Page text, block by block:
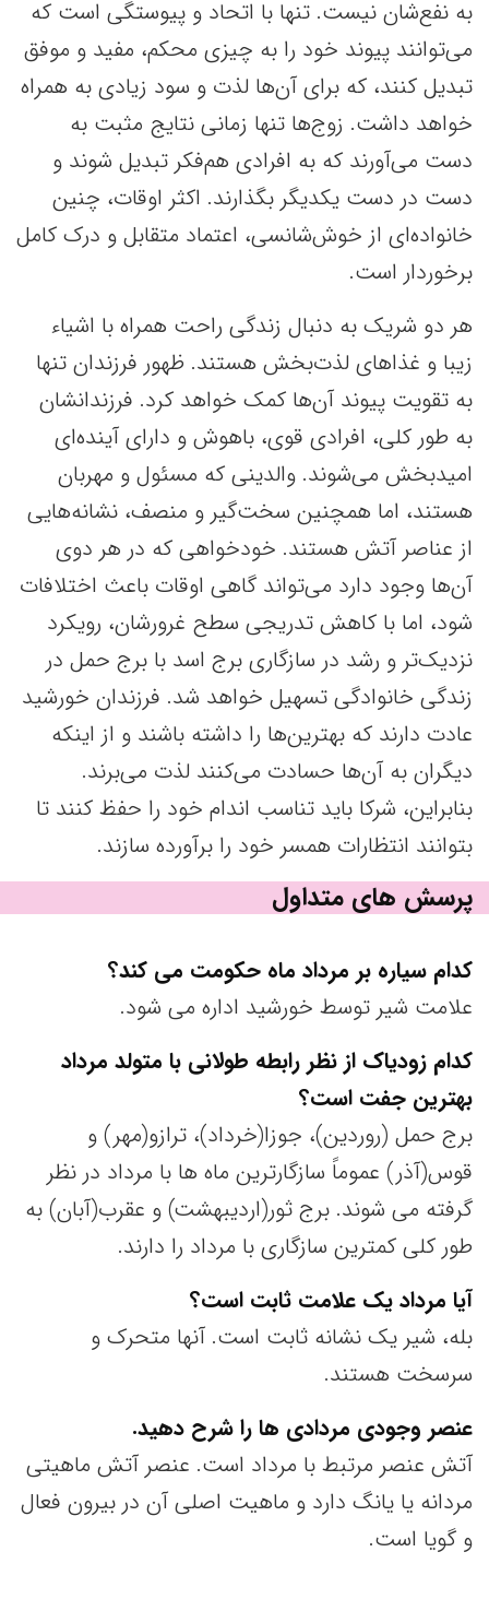
به نفع‌شان نیست. تنها با اتحاد و پیوستگی است که
می‌توانند پیوند خود را به چیزی محکم، مفید و موفق
تبدیل کنند، که برای آن‌ها لذت و سود زیادی به همراه
خواهد داشت. زوج‌ها تنها زمانی نتایج مثبت به
دست می‌آورند که به افرادی هم‌فکر تبدیل شوند و
دست در دست یکدیگر بگذارند. اکثر اوقات، چنین
خانواده‌ای از خوش‌شانسی، اعتماد متقابل و درک کامل
برخوردار است.
هر دو شریک به دنبال زندگی راحت همراه با اشیاء
زیبا و غذاهای لذت‌بخش هستند. ظهور فرزندان تنها
به تقویت پیوند آن‌ها کمک خواهد کرد. فرزندانشان
به طور کلی، افرادی قوی، باهوش و دارای آینده‌ای
امیدبخش می‌شوند. والدینی که مسئول و مهربان
هستند، اما همچنین سخت‌گیر و منصف، نشانه‌هایی
از عناصر آتش هستند. خودخواهی که در هر دوی
آن‌ها وجود دارد می‌تواند گاهی اوقات باعث اختلافات
شود، اما با کاهش تدریجی سطح غرورشان، رویکرد
نزدیک‌تر و رشد در سازگاری برج اسد با برج حمل در
زندگی خانوادگی تسهیل خواهد شد. فرزندان خورشید
عادت دارند که بهترین‌ها را داشته باشند و از اینکه
دیگران به آن‌ها حسادت می‌کنند لذت می‌برند.
بنابراین، شرکا باید تناسب اندام خود را حفظ کنند تا
بتوانند انتظارات همسر خود را برآورده سازند.
پرسش های متداول
کدام سیاره بر مرداد ماه حکومت می کند؟
علامت شیر توسط خورشید اداره می شود.
کدام زودیاک از نظر رابطه طولانی با متولد مرداد
بهترین جفت است؟
برج حمل (روردین)، جوزا(خرداد)، ترازو(مهر) و
قوس(آذر) عموماً سازگارترین ماه ها با مرداد در نظر
گرفته می شوند. برج ثور(اردیبهشت) و عقرب(آبان) به
طور کلی کمترین سازگاری با مرداد را دارند.
آیا مرداد یک علامت ثابت است؟
بله، شیر یک نشانه ثابت است. آنها متحرک و
سرسخت هستند.
عنصر وجودی مردادی ها را شرح دهید.
آتش عنصر مرتبط با مرداد است. عنصر آتش ماهیتی
مردانه یا یانگ دارد و ماهیت اصلی آن در بیرون فعال
و گویا است.